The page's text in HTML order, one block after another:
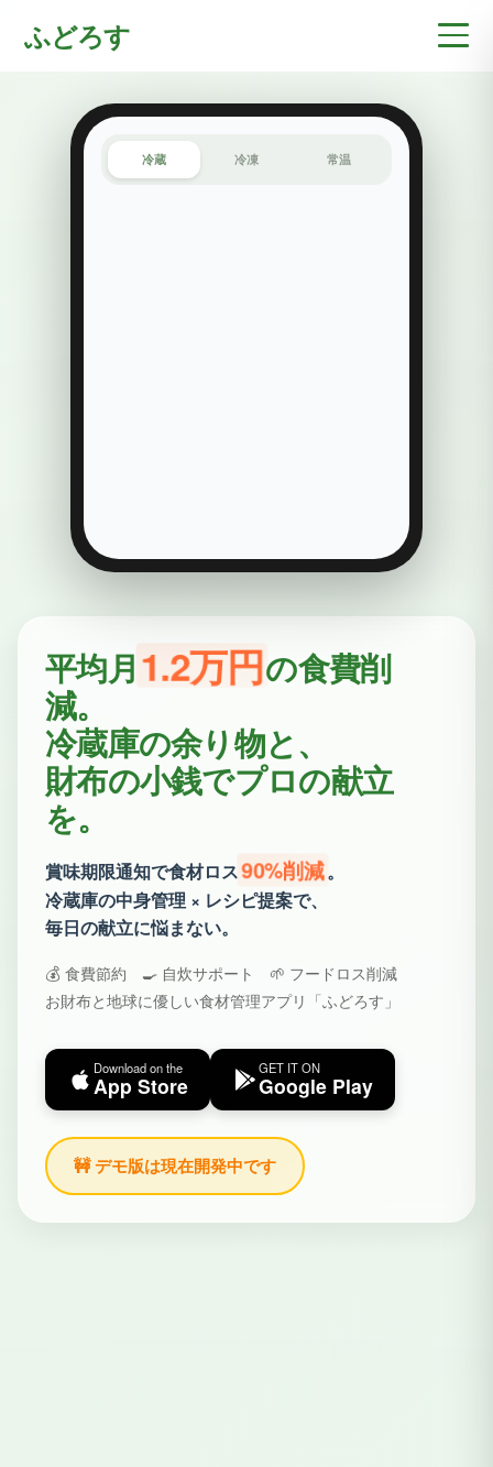
ふどろす
平均月1.2万円の食費削
減。
冷蔵庫の余り物と、
財布の小銭でプロの献立
を。
賞味期限通知で食材ロス90%削減。
冷蔵庫の中身管理 × レシピ提案で、
毎日の献立に悩まない。
💰 食費節約 🍳 自炊サポート 🌱 フードロス削減
お財布と地球に優しい食材管理アプリ「ふどろす」
Download on the
App Store
GET IT ON
Google Play
🚧 デモ版は現在開発中です
冷蔵 冷凍 常温